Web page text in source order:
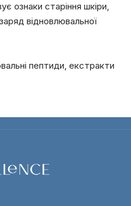
ознаки старіння шкіри,
відновлювальної
пептиди, екстракти